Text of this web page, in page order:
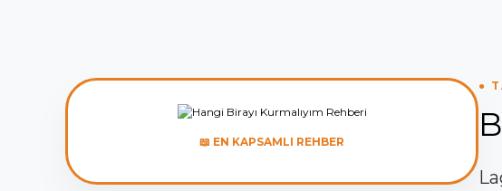
📖 EN KAPSAMLI REHBER
●